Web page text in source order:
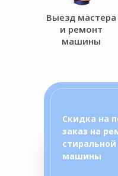
Скидка на
заказ на
стиральной
машины
Выезд мастера
и ремонт
машины